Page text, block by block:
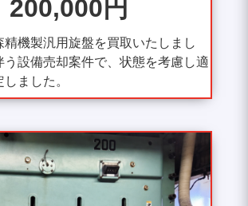
200,000円
精機製汎用旋盤を買取いたしまし
う設備売却案件で、状態を考慮し適
ました。